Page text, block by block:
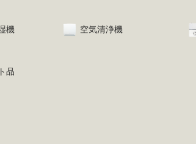
機 空気清浄機
品